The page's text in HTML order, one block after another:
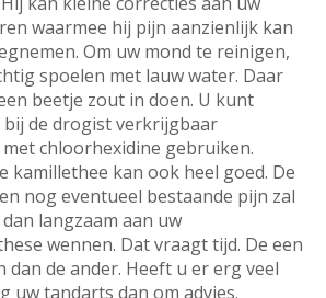
waarmee hij pijn aanzienlijk kan
Om uw mond te reinigen,
spoelen met lauw water. Daar
beetje zout in doen. U kunt
de drogist verkrijgbaar
chloorhexidine gebruiken.
kamillethee kan ook heel goed. De
nog eventueel bestaande pijn zal
langzaam aan uw
wennen. Dat vraagt tijd. De een
dan de ander. Heeft u er erg veel
uw tandarts dan om advies.